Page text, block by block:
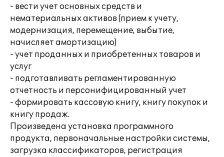
- вести учет основных средств и
нематериальных активов (прием к учету,
модернизация, перемещение, выбытие,
начисляет амортизацию)
- учет проданных и приобретенных товаров и
услуг
- подготавливать регламентированную
отчетность и персонифицированный учет
- формировать кассовую книгу, книгу покупок и
книгу продаж.
Произведена установка программного
продукта, первоначальные настройки системы,
загрузка классификаторов, регистрация